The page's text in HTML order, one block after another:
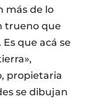
más de lo
trueno que
que acá se
propietaria
se dibujan